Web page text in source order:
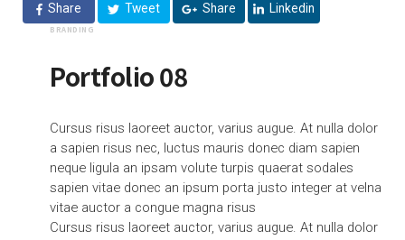
Share Tweet Share Linkedin
BRANDING
Portfolio 08
Cursus risus laoreet auctor, varius augue. At nulla dolor
a sapien risus nec, luctus mauris donec diam sapien
neque ligula an ipsam volute turpis quaerat sodales
sapien vitae donec an ipsum porta justo integer at velna
vitae auctor a congue magna risus
Cursus risus laoreet auctor, varius augue. At nulla dolor